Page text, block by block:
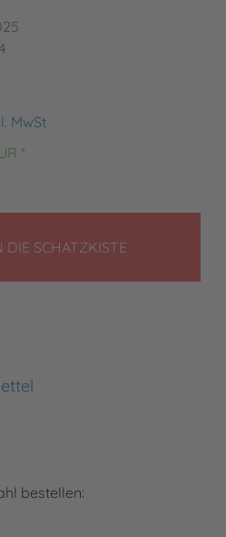
MwSt
*
DIE SCHATZKISTELEGEN
bestellen: